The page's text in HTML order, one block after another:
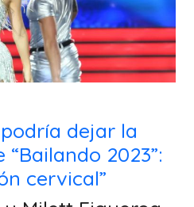
dejar la
2023”:
cervical”